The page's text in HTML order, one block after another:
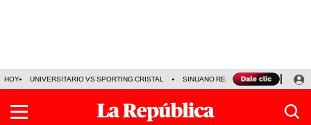
HOY UNIVERSITARIO VS SPORTING CRISTAL SINUANO RESULTADOS HOY